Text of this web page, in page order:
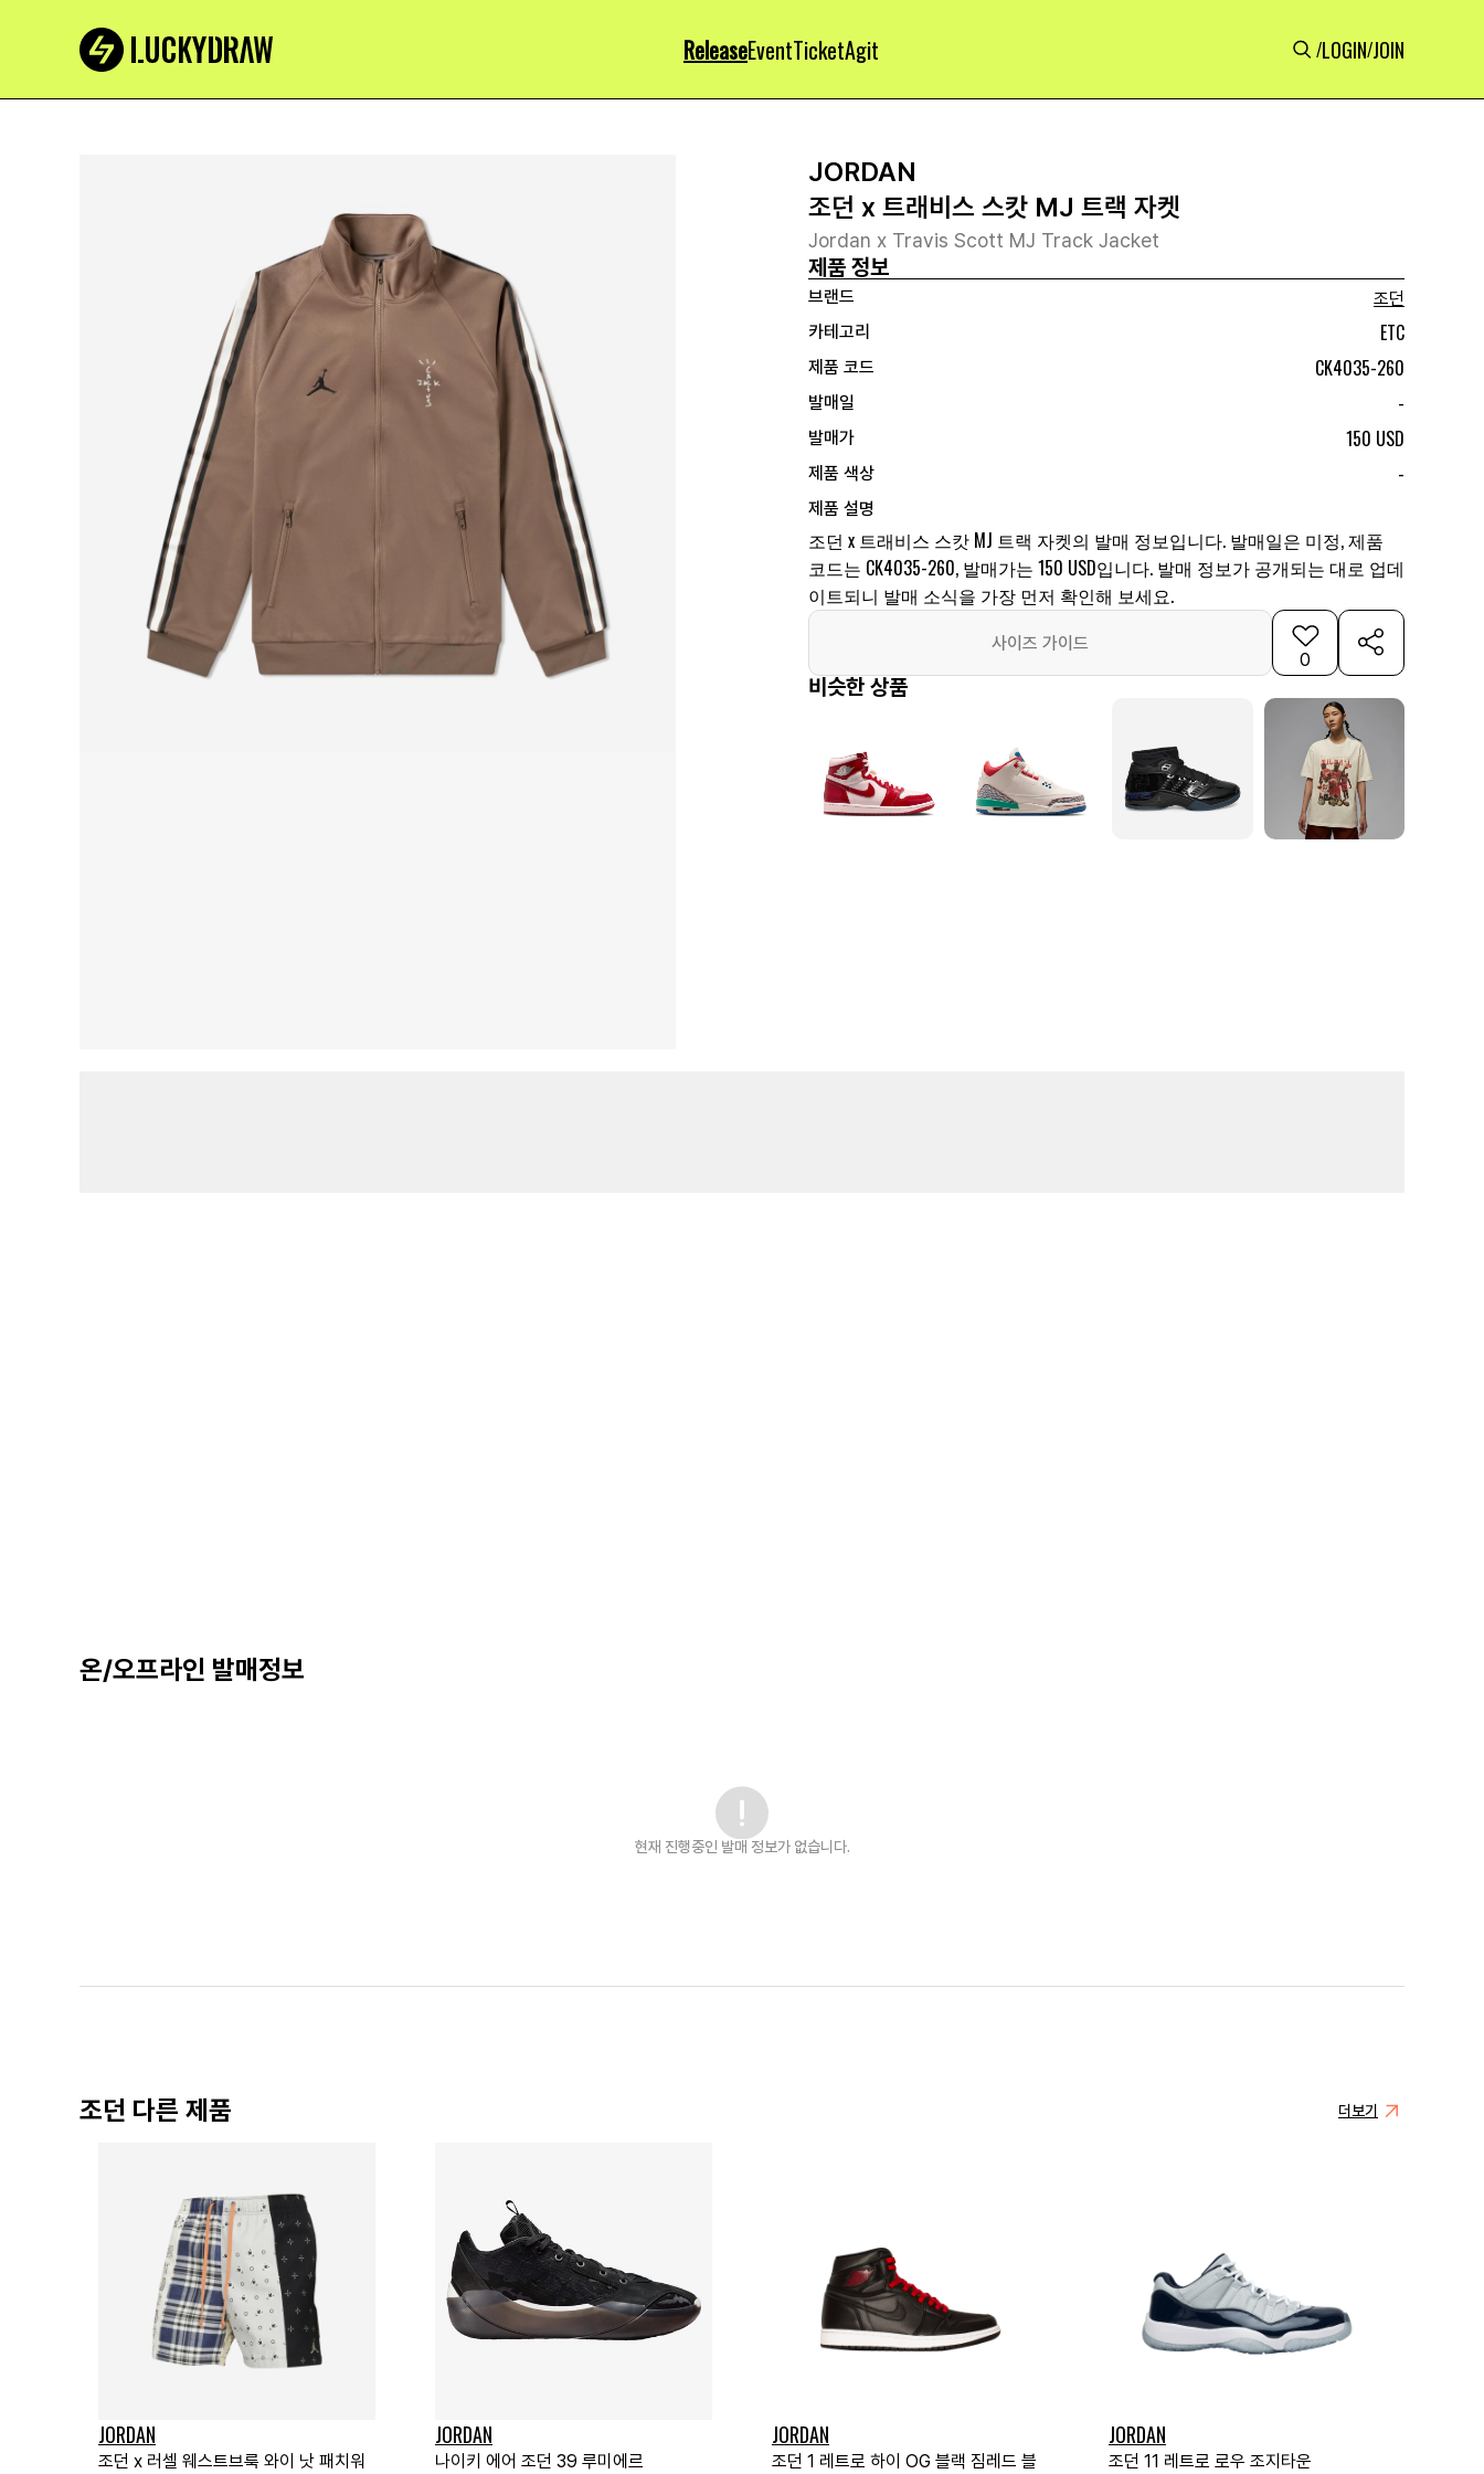
ReleaseEventTicketAgit /LOGIN/JOIN
JORDAN
조던 x 트래비스 스캇 MJ 트랙 자켓
Jordan x Travis Scott MJ Track Jacket
제품 정보
브랜드
조던
카테고리
ETC
제품 코드 CK4035-260
발매일 -
발매가 150 USD
제품 색상 -
제품 설명
조던 x 트래비스 스캇 MJ 트랙 자켓의 발매 정보입니다. 발매일은 미정, 제품
코드는 CK4035-260, 발매가는 150 USD입니다. 발매 정보가 공개되는 대로 업데
이트되니 발매 소식을 가장 먼저 확인해 보세요.
사이즈 가이드
0
비슷한 상품
온/오프라인 발매정보
현재 진행중인 발매 정보가 없습니다.
조던 다른 제품 더보기
JORDAN
조던 x 러셀 웨스트브룩 와이 낫 패치워
JORDAN
나이키 에어 조던 39 루미에르
JORDAN
조던 1 레트로 하이 OG 블랙 짐레드 블
JORDAN
조던 11 레트로 로우 조지타운